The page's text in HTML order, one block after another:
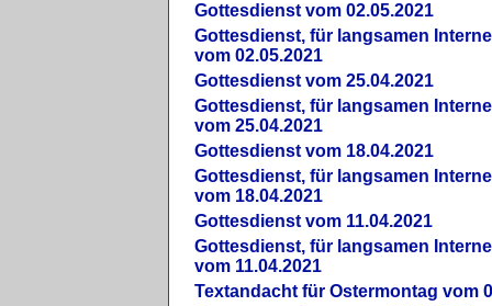
Gottesdienst vom 02.05.2021
Gottesdienst, für langsamen
vom 02.05.2021
Gottesdienst vom 25.04.2021
Gottesdienst, für langsamen
vom 25.04.2021
Gottesdienst vom 18.04.2021
Gottesdienst, für langsamen
vom 18.04.2021
Gottesdienst vom 11.04.2021
Gottesdienst, für langsamen
vom 11.04.2021
Textandacht für Ostermontag vom